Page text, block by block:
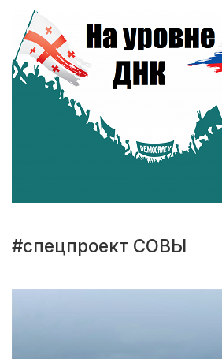
#спецпроект СОВЫ